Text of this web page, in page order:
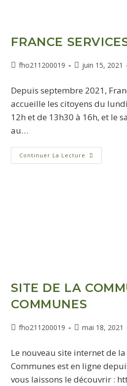
FRANCE
fho211200019 juin 15, 2021
Depuis septembre 2021,
accueille les citoyens du
12h et de 13h30 à 16h, et le
au…
Continuer La Lecture
SITE DE LA
COMMUNES
fho211200019 mai 18, 2021
Le nouveau site internet de
Communes est en ligne
vous laissons le découvrir :